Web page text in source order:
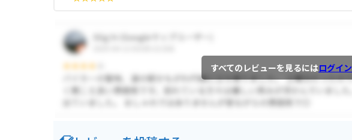
すべてのレビューを見るにはログイン